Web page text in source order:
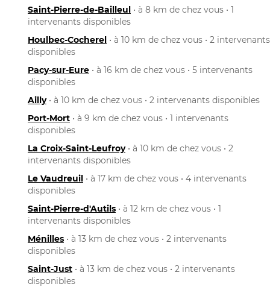
Saint-Pierre-de-Bailleul • à 8 km de chez vous • 1
intervenants disponibles
Houlbec-Cocherel • à 10 km de chez vous • 2 intervenants
disponibles
Pacy-sur-Eure • à 16 km de chez vous • 5 intervenants
disponibles
Ailly• à 10 km de chez vous • 2 intervenants disponibles
Port-Mort • à 9 km de chez vous • 1 intervenants
disponibles
La Croix-Saint-Leufroy• à 10 km de chez vous • 2
intervenants disponibles
Le Vaudreuil • à 17 km de chez vous • 4 intervenants
disponibles
Saint-Pierre-d'Autils • à 12 km de chez vous • 1
intervenants disponibles
Ménilles • à 13 km de chez vous • 2 intervenants
disponibles
Saint-Just • à 13 km de chez vous • 2 intervenants
disponibles